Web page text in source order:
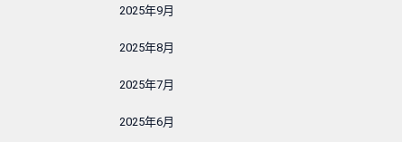
2025年9月
2025年8月
2025年7月
2025年6月